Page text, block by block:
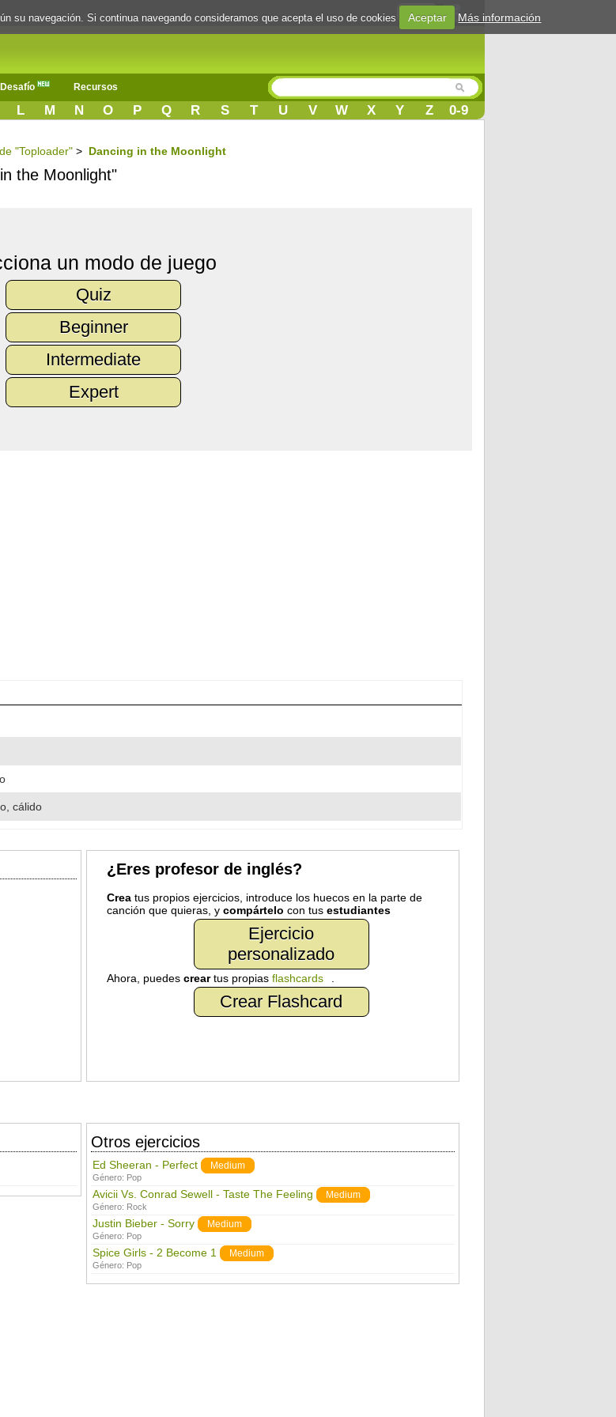
Login
Desafío Recursos
L M N O P Q R S T U V W X Y Z 0-9
"Toploader" > Dancing in the Moonlight
the Moonlight"
un modo de juego
Quiz
Beginner
Intermediate
Expert
cálido
¿Eres profesor de inglés?
Creatus propios ejercicios, introduce los huecos en la parte de
canción que quieras, y compártelo con tus estudiantes
Ejercicio
personalizado
Ahora, puedes creartus propias flashcards
Crear Flashcard
Otros ejercicios
Ed Sheeran - Perfect Medium
Género: Pop
Avicii Vs. Conrad Sewell - Taste The Feeling Medium
Género: Rock
Justin Bieber - Sorry Medium
Género: Pop
Spice Girls - 2 Become 1 Medium
Género: Pop
su navegación. Si continua navegando consideramos que acepta el uso de cookies Aceptar Más información